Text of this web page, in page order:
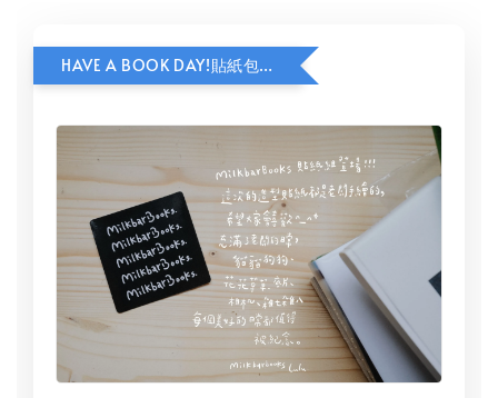
HAVE A BOOK DAY!貼紙包加價購